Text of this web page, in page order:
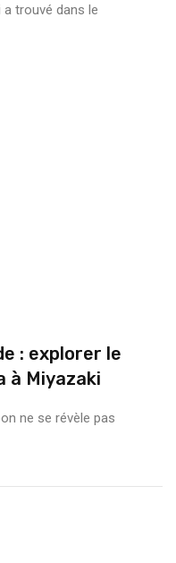
a trouvé dans le
: explorer le
à ⁠Miyazaki
ne se révèle pas